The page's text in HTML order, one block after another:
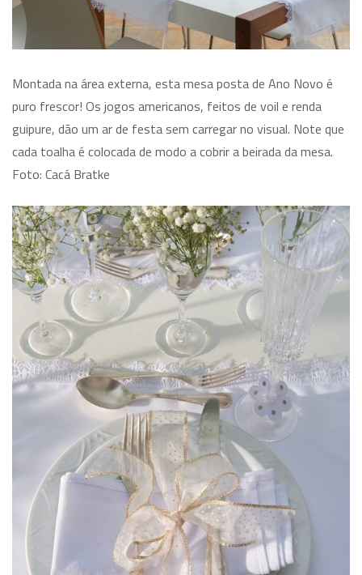
Montada na área externa, esta mesa posta de Ano Novo é
puro frescor! Os jogos americanos, feitos de voil e renda
guipure, dão um ar de festa sem carregar no visual. Note que
cada toalha é colocada de modo a cobrir a beirada da mesa.
Foto: Cacá Bratke